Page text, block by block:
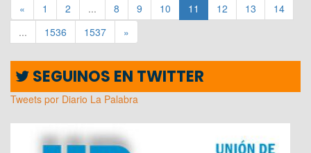
« 1 2 ... 8 9 10 11 12 13
14
...
1536 1537 »
SEGUINOS EN TWITTER
Tweets por Diario La Palabra